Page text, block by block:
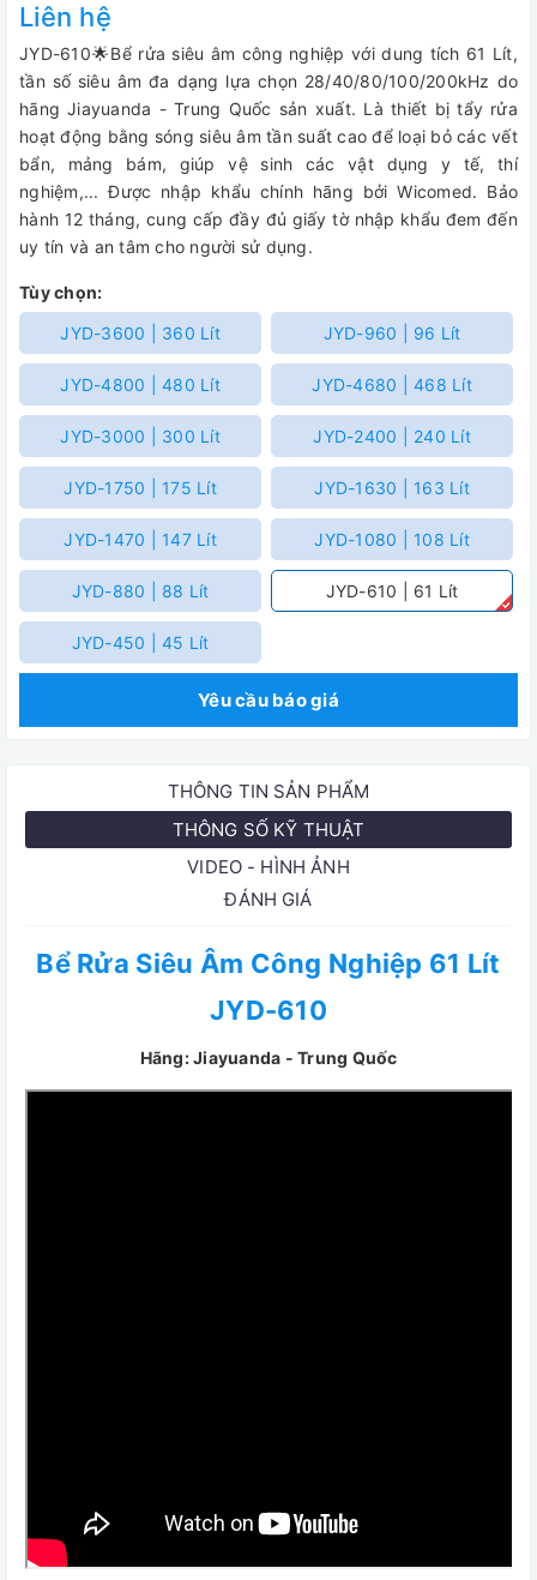
Liên hệ
JYD-610🌟Bể rửa siêu âm công nghiệp với dung tích 61 Lít,
tần số siêu âm đa dạng lựa chọn 28/40/80/100/200kHz do
hãng Jiayuanda - Trung Quốc sản xuất. Là thiết bị tẩy rửa
hoạt động bằng sóng siêu âm tần suất cao để loại bỏ các vết
bẩn, mảng bám, giúp vệ sinh các vật dụng y tế, thí
nghiệm,... Được nhập khẩu chính hãng bởi Wicomed. Bảo
hành 12 tháng, cung cấp đầy đủ giấy tờ nhập khẩu đem đến
uy tín và an tâm cho người sử dụng.
Tùy chọn:
JYD-3600 | 360 Lít
JYD-960 | 96 Lít
JYD-4800 | 480 Lít JYD-4680 | 468 Lít
JYD-3000 | 300 Lít JYD-2400 | 240 Lít
JYD-1750 | 175 Lít JYD-1630 | 163 Lít
JYD-1470 | 147 Lít JYD-1080 | 108 Lít
JYD-880 | 88 Lít JYD-610 | 61 Lít
JYD-450 | 45 Lít
Yêu cầu báo giá
THÔNG TIN SẢN PHẨM
THÔNG SỐ KỸ THUẬT
VIDEO - HÌNH ẢNH
ĐÁNH GIÁ
Bể Rửa Siêu Âm Công Nghiệp 61 Lít
JYD-610
Hãng: Jiayuanda - Trung Quốc